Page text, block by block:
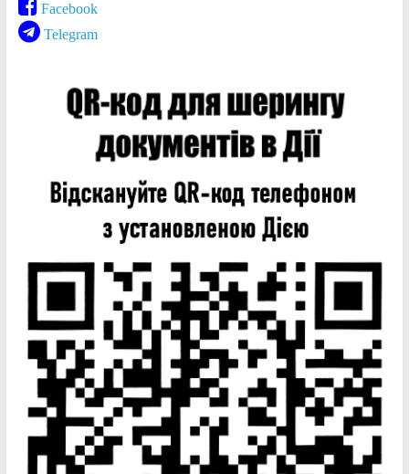
Facebook
Telegram